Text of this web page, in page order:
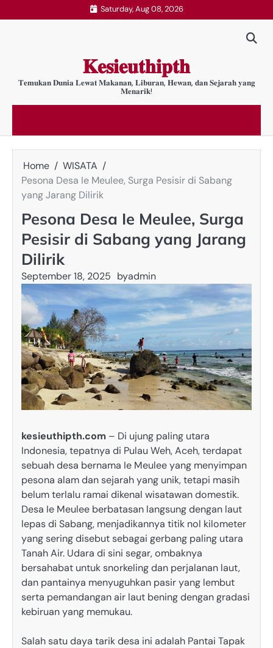
to
Saturday, Aug 08, 2026
𝐊𝐞𝐬𝐢𝐞𝐮𝐭𝐡𝐢𝐩𝐭𝐡
𝐓𝐞𝐦𝐮𝐤𝐚𝐧 𝐃𝐮𝐧𝐢𝐚 𝐋𝐞𝐰𝐚𝐭 𝐌𝐚𝐤𝐚𝐧𝐚𝐧, 𝐋𝐢𝐛𝐮𝐫𝐚𝐧, 𝐇𝐞𝐰𝐚𝐧, 𝐝𝐚𝐧 𝐒𝐞𝐣𝐚𝐫𝐚𝐡 𝐲𝐚𝐧𝐠
𝐌𝐞𝐧𝐚𝐫𝐢𝐤!
Home
WISATA
Pesona Desa Ie Meulee, Surga Pesisir di Sabang
yang Jarang Dilirik
Pesona Desa Ie Meulee, Surga
Pesisir di Sabang yang Jarang
Dilirik
September 18, 2025 byadmin
kesieuthipth.com – Di ujung paling utara
Indonesia, tepatnya di Pulau Weh, Aceh, terdapat
sebuah desa bernama Ie Meulee yang menyimpan
pesona alam dan sejarah yang unik, tetapi masih
belum terlalu ramai dikenal wisatawan domestik.
Desa Ie Meulee berbatasan langsung dengan laut
lepas di Sabang, menjadikannya titik nol kilometer
yang sering disebut sebagai gerbang paling utara
Tanah Air. Udara di sini segar, ombaknya
bersahabat untuk snorkeling dan perjalanan laut,
dan pantainya menyuguhkan pasir yang lembut
serta pemandangan air laut bening dengan gradasi
kebiruan yang memukau.
Salah satu daya tarik desa ini adalah Pantai Tapak